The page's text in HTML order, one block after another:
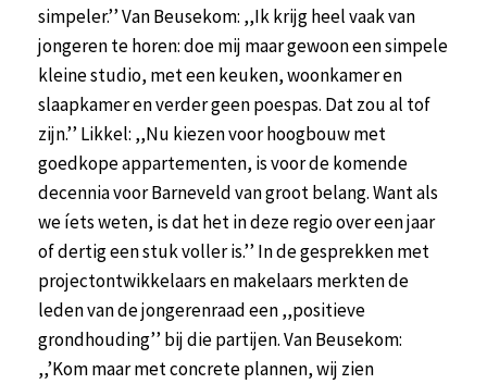
simpeler.’’ Van Beusekom: ,,Ik krijg heel vaak van
jongeren te horen: doe mij maar gewoon een simpele
kleine studio, met een keuken, woonkamer en
slaapkamer en verder geen poespas. Dat zou al tof
zijn.’’ Likkel: ,,Nu kiezen voor hoogbouw met
goedkope appartementen, is voor de komende
decennia voor Barneveld van groot belang. Want als
we íets weten, is dat het in deze regio over een jaar
of dertig een stuk voller is.’’ In de gesprekken met
projectontwikkelaars en makelaars merkten de
leden van de jongerenraad een ,,positieve
grondhouding’’ bij die partijen. Van Beusekom:
,,’Kom maar met concrete plannen, wij zien